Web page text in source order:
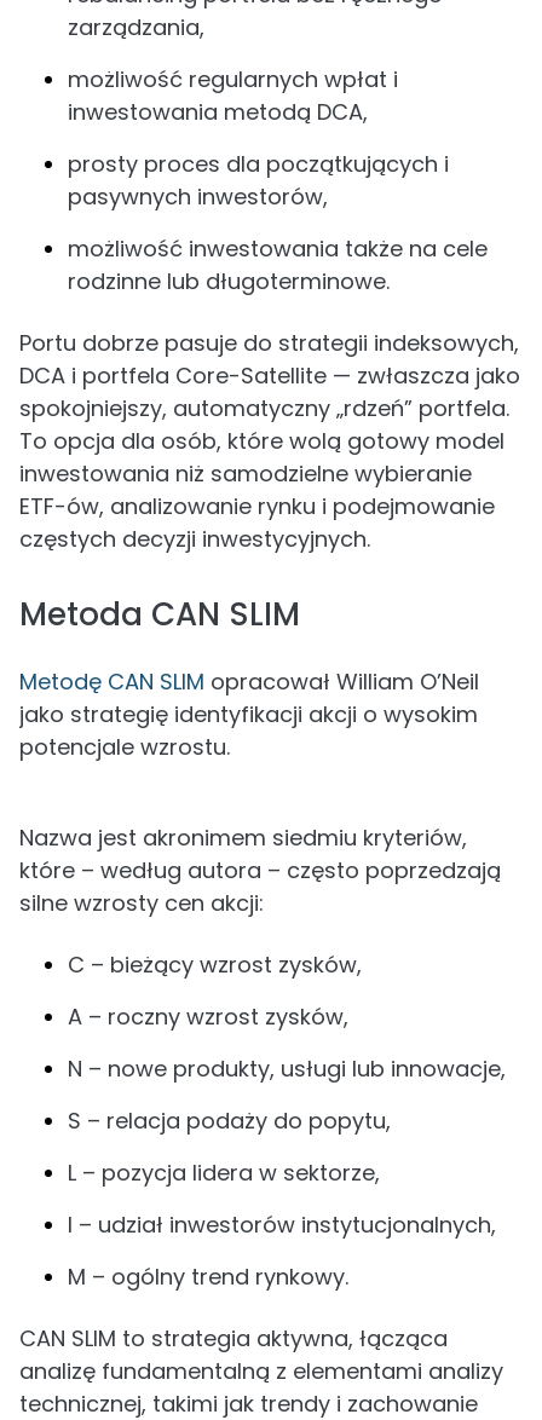
zarządzania,
możliwość regularnych wpłat i
inwestowania metodą DCA,
prosty proces dla początkujących i
pasywnych inwestorów,
możliwość inwestowania także na cele
rodzinne lub długoterminowe.
Portu dobrze pasuje do strategii indeksowych,
DCA i portfela Core-Satellite — zwłaszcza jako
spokojniejszy, automatyczny „rdzeń” portfela.
To opcja dla osób, które wolą gotowy model
inwestowania niż samodzielne wybieranie
ETF-ów, analizowanie rynku i podejmowanie
częstych decyzji inwestycyjnych.
Metoda CAN SLIM
Metodę CAN SLIM opracował William O’Neil
jako strategię identyfikacji akcji o wysokim
potencjale wzrostu.
Nazwa jest akronimem siedmiu kryteriów,
które – według autora – często poprzedzają
silne wzrosty cen akcji:
C – bieżący wzrost zysków,
A – roczny wzrost zysków,
N – nowe produkty, usługi lub innowacje,
S – relacja podaży do popytu,
L – pozycja lidera w sektorze,
I – udział inwestorów instytucjonalnych,
M – ogólny trend rynkowy.
CAN SLIM to strategia aktywna, łącząca
analizę fundamentalną z elementami analizy
technicznej, takimi jak trendy i zachowanie